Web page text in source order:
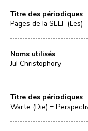
Titre des périodiques
Pages de la SELF (Les)
Noms utilisés
Jul Christophory
Titre des périodiques
Warte (Die) =